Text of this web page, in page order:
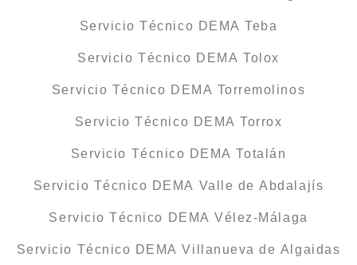
Servicio Técnico DEMA Teba
Servicio Técnico DEMA Tolox
Servicio Técnico DEMA Torremolinos
Servicio Técnico DEMA Torrox
Servicio Técnico DEMA Totalán
Servicio Técnico DEMA Valle de Abdalajís
Servicio Técnico DEMA Vélez-Málaga
Servicio Técnico DEMA Villanueva de Algaidas